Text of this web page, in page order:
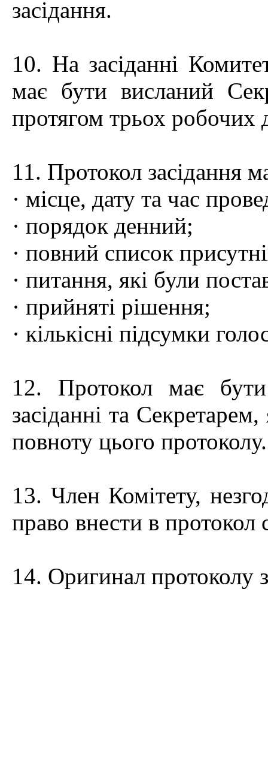
засідання.
10. На засіданні
має бути висланий
протягом трьох робочих
11. Протокол засідання
· місце, дату та час
· порядок денний;
· повний список
· питання, які були
· прийняті рішення;
· кількісні підсумки
12. Протокол має
засіданні та Секретарем,
повноту цього протоколу.
13. Член Комітету,
право внести в протокол
14. Оригинал протоколу